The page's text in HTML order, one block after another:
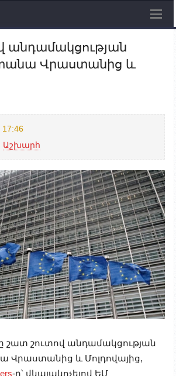
անդամակցության
Վրաստանից և
17:46
Աշխարհ
շատ շուտով անդամակցության
Վրաստանից և Մոլդովայից,
-ը՝ վկայակոչելով ԵՄ